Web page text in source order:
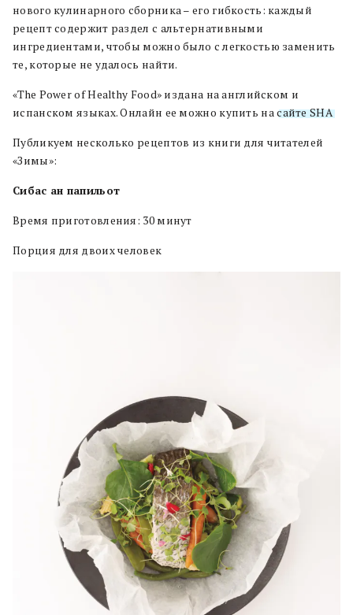
нового кулинарного сборника – его гибкость: каждый
рецепт содержит раздел с альтернативными
ингредиентами, чтобы можно было с легкостью заменить
те, которые не удалось найти.
«The Power of Healthy Food» издана на английском и
испанском языках. Онлайн ее можно купить насайте SHA.
Публикуем несколько рецептов из книги для читателей
«Зимы»:
Сибас ан папильот
Время приготовления: 30 минут
Порция для двоих человек